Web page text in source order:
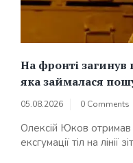
На фронті загинув
яка займалася
05.08.2026 0 Comments
Олексій Юков отримав
ексгумації тіл на лінії